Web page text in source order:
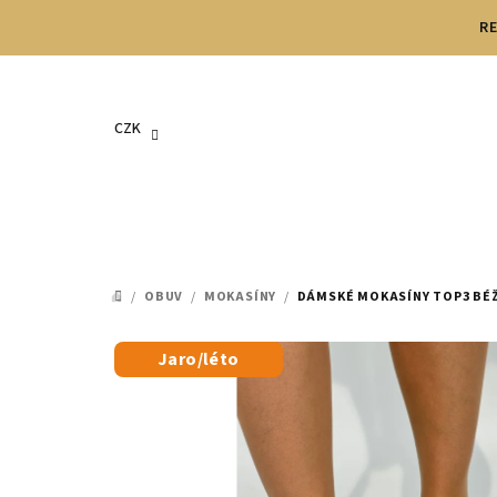
CZK
DOMŮ
/ OBUV / MOKASÍNY / DÁMSKÉ MOKASÍNY TOP3
Jaro/léto